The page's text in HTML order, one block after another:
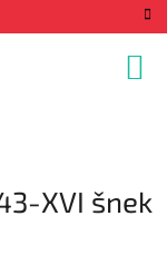
XVI šnek